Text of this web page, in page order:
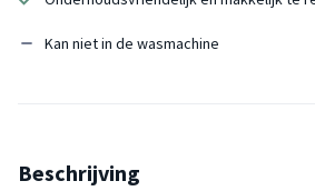
Kan niet in de wasmachine
Beschrijving